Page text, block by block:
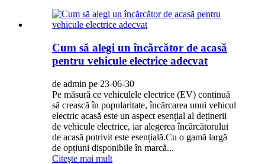
Cum să alegi un încărcător de acasă
pentru vehicule electrice adecvat
de admin pe 23-06-30
Pe măsură ce vehiculele electrice (EV) continuă
să crească în popularitate, încărcarea unui vehicul
electric acasă este un aspect esențial al deținerii
de vehicule electrice, iar alegerea încărcătorului
de acasă potrivit este esențială.Cu o gamă largă
de opțiuni disponibile în marcă...
Citeşte mai mult